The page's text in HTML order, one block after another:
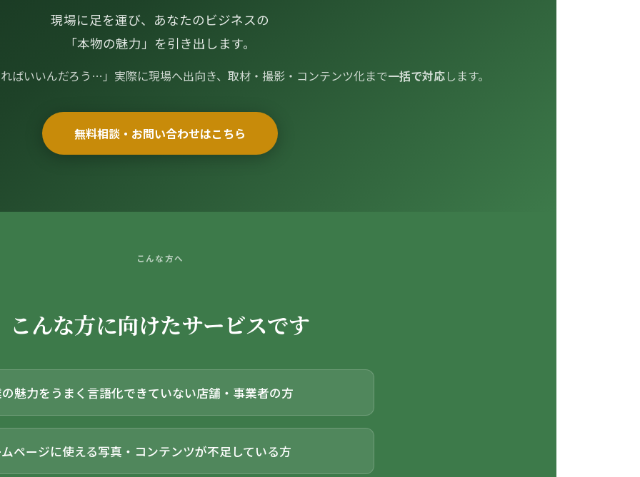
現場に足を運び、あなたのビジネスの
「本物の魅力」を引き出します。
ばいいんだろう…」実際に現場へ出向き、取材・撮影・コンテンツ化まで一括で対応します。
無料相談・お問い合わせはこちら
こんな方へ
こんな方に向けたサービスです
魅力をうまく言語化できていない店舗・事業者の方
ページに使える写真・コンテンツが不足している方